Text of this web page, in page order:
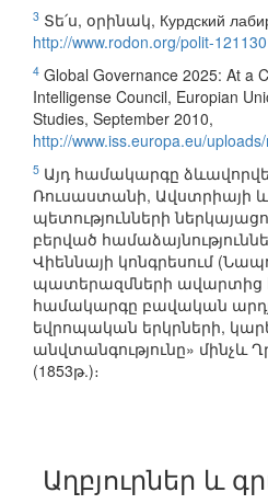
3 Տե՛ս, օրինակ, Курдский
http://www.rodon.org/polit-
4 Global Governance 2025: At a
Intelligense Council, Europian
Studies, September 2010,
http://www.iss.europa.eu/
5 Այդ համակարգը
Ռուսաստանի, Ավստրիայի
պետությունների
բերված
Վիեննայի կոնգրեսում
պատերազմների ավարտից
համակարգը բավական
եվրոպական երկրների,
անվտանգությունը» մինչև
(1853թ.)։
Աղբյուրներ և